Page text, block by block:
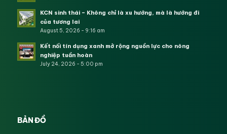
KCN sinh thái – Không chỉ là xu hướng, mà là hướng đi
của tương lai
August 5, 2026 - 9:16 am
Kết nối tín dụng xanh mở rộng nguồn lực cho nông
nghiệp tuần hoàn
July 24, 2026 - 5:00 pm
BẢN ĐỒ